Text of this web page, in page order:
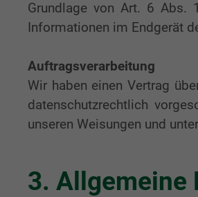
Grundlage von Art. 6 Abs.
Informationen im Endgerät
Auftragsverarbeitung
Wir haben einen Vertrag
datenschutzrechtlich
unseren Weisungen und
3. Allgemeine